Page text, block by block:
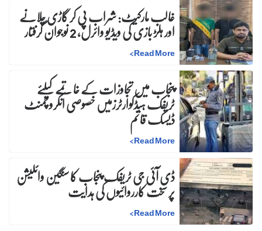
غالب مارکیٹ: شراب پی کر گاڑی چلانے
اور ہلڑ بازی کی ویڈیو وائرل، 2 نوجوان گرفتار
Read More
>
پنجاب میں تجاوزات کے خاتمے کیلئے
ٹریفک ہیڈکوارٹرزمیں خصوصی انکروچمنٹ
ڈیسک قائم
Read More
>
ڈی آئی جی ٹریفک پنجاب کا سنگین وائلیشن
پر سخت کارروائیوں کی ہدایت
Read More
>